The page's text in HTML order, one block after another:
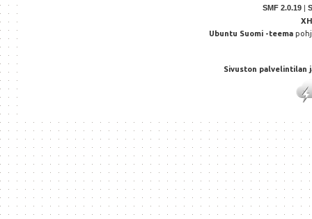
SMF 2.0.19
Ubuntu Suomi -teema
Sivuston palvelintilan